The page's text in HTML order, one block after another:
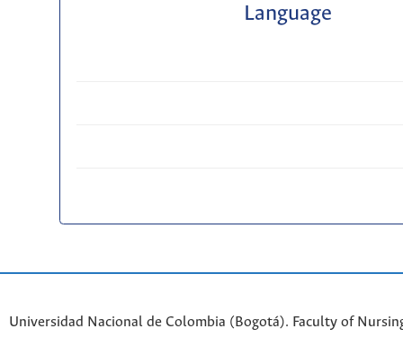
Language
Universidad Nacional de Colombia (Bogotá). Faculty of